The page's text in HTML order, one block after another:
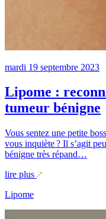
mardi 19 septembre 2023
Lipome :
tumeur bénigne
Vous sentez une petite
vous inquiète ? Il s’agit
bénigne très répand…
lire plus
Lipome